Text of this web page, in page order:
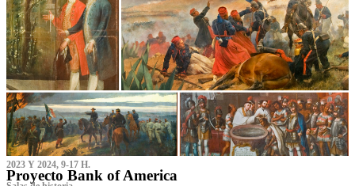
2023 Y 2024, 9-17 H.
Proyecto Bank of America